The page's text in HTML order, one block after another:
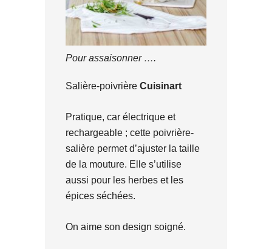
Pour assaisonner ….
Salière-poivrière Cuisinart
Pratique, car électrique et
rechargeable ; cette poivrière-
salière permet d’ajuster la taille
de la mouture. Elle s’utilise
aussi pour les herbes et les
épices séchées.
On aime son design soigné.